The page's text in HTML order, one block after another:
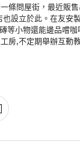
條問屋街，最近販
設立於此。在友安
等小物還能邊品嚐
房,不定期舉辦互動